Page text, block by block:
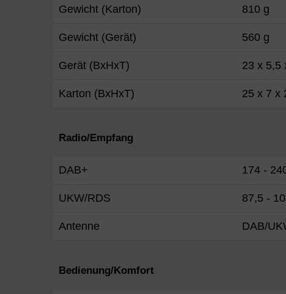
Gewicht (Karton) 810 g
Gewicht (Gerät) 560 g
Gerät (BxHxT) 23 x 5,5
Karton (BxHxT) 25 x 7 x
Radio/Empfang
DAB+ 174 -
UKW/RDS 87,5 -
Antenne DAB/
Bedienung/Komfort